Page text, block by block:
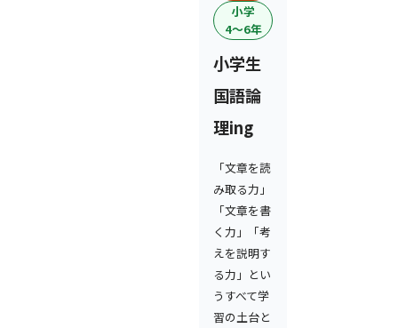
小学
4〜6年
小学生
国語論
理ing
「文章を読
み取る力」
「文章を書
く力」「考
えを説明す
る力」とい
うすべて学
習の土台と